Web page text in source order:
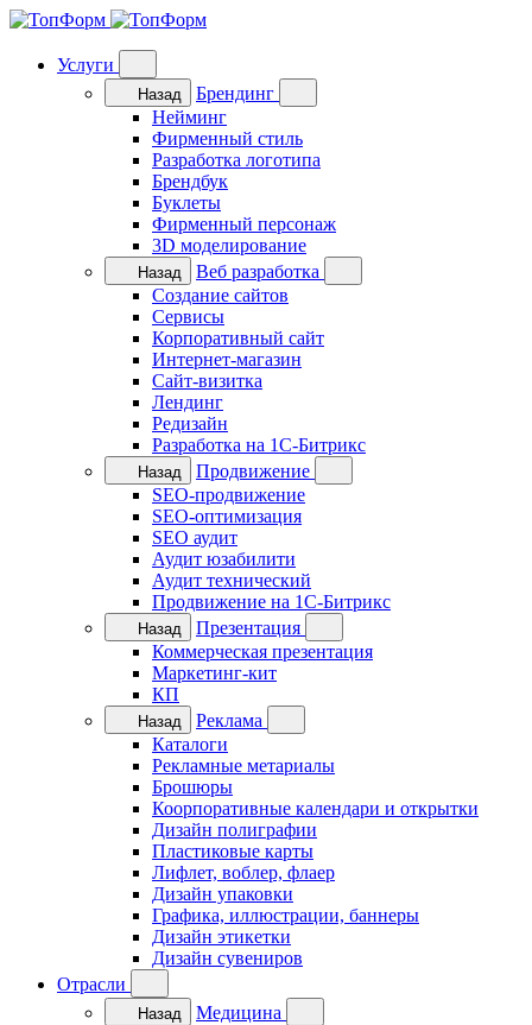
Услуги
Назад
Брендинг
Нейминг
Фирменный стиль
Разработка логотипа
Брендбук
Буклеты
Фирменный персонаж
3D моделирование
Назад
Веб разработка
Cоздание сайтов
Сервисы
Корпоративный сайт
Интернет-магазин
Cайт-визитка
Лендинг
Редизайн
Разработка на 1C-Битрикс
Назад
Продвижение
SEO-продвижение
SEO-оптимизация
SEO аудит
Аудит юзабилити
Аудит технический
Продвижение на 1C-Битрикс
Назад
Презентация
Коммерческая презентация
Маркетинг-кит
КП
Назад
Реклама
Каталоги
Рекламные метариалы
Брошюры
Коорпоративные календари и открытки
Дизайн полиграфии
Пластиковые карты
Лифлет, воблер, флаер
Дизайн упаковки
Графика, иллюстрации, баннеры
Дизайн этикетки
Дизайн сувениров
Отрасли
Назад
Медицина